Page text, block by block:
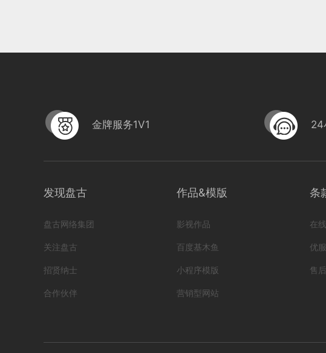
金牌服务1V1 24
发现盘古
盘古网络集团
关注盘古
招贤纳士
合作伙伴
作品&模版
影视作品
百度基木鱼
小程序模版
营销型网站
条
在
优
售